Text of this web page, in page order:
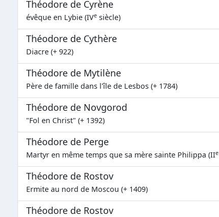
Théodore de Cyrène
évêque en Lybie (IVe siècle)
Théodore de Cythère
Diacre (+ 922)
Théodore de Mytilène
Père de famille dans l'île de Lesbos (+ 1784)
Théodore de Novgorod
"Fol en Christ" (+ 1392)
Théodore de Perge
Martyr en même temps que sa mère sainte Philippa (IIe
Théodore de Rostov
Ermite au nord de Moscou (+ 1409)
Théodore de Rostov